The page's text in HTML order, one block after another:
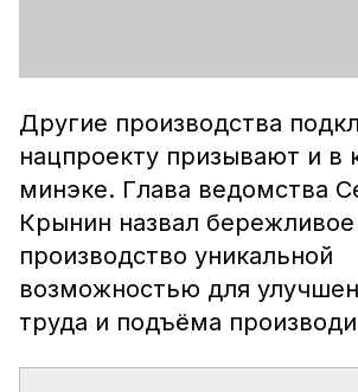
Другие производства
нацпроекту призывают и в
минэке. Глава ведомства
Крынин назвал бережливое
производство уникальной
возможностью для
труда и подъёма